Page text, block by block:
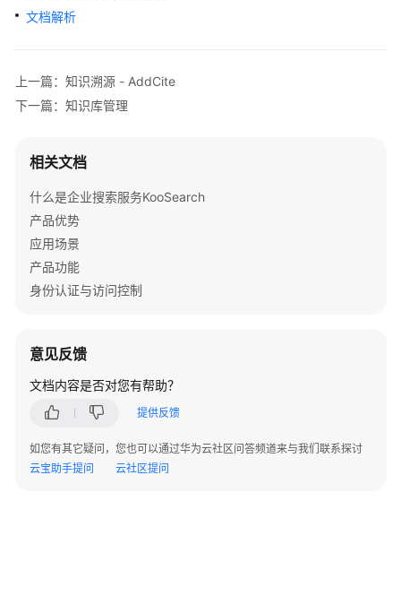
API
参
使
用
读
概
览
如
用
API
API
文档解析
上一篇：知识溯源 - AddCite
下一篇：知识库管理
相关文档
什么是企业搜索服务KooSearch
产品优势
应用场景
产品功能
身份认证与访问控制
意见反馈
文档内容是否对您有帮助？
提供反馈
如您有其它疑问，您也可以通过华为云社区问答频道来与我们联系探讨
云宝助手提问
云社区提问